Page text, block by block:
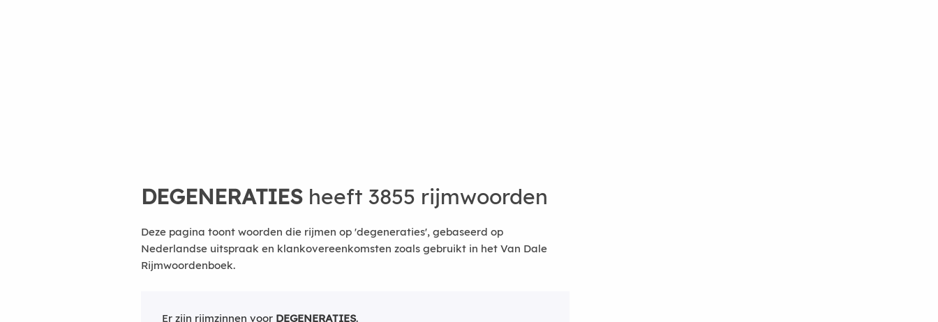
DEGENERATIES heeft 3855 rijmwoorden
Deze pagina toont woorden die rijmen op 'degeneraties', gebaseerd op
Nederlandse uitspraak en klankovereenkomsten zoals gebruikt in het Van Dale
Rijmwoordenboek.
Er zijn rijmzinnen voor DEGENERATIES.